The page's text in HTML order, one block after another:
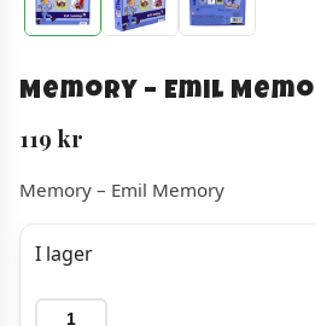
Memory – Emil Memo
119 kr
Memory – Emil Memory
I lager
Memory